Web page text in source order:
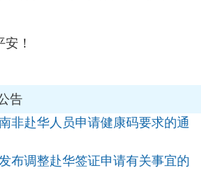
！
告
非赴华人员申请健康码要求的通
布调整赴华签证申请有关事宜的